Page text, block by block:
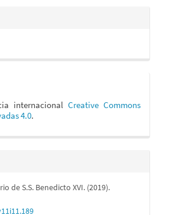
internacionalCreative Commons
4.0.
de S.S. Benedicto XVI. (2019).